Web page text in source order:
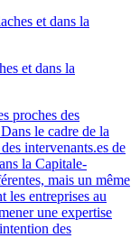
et dans la
proches des
le cadre de la
intervenants.es de
la Capitale-
mais un même
les entreprises au
une expertise
des